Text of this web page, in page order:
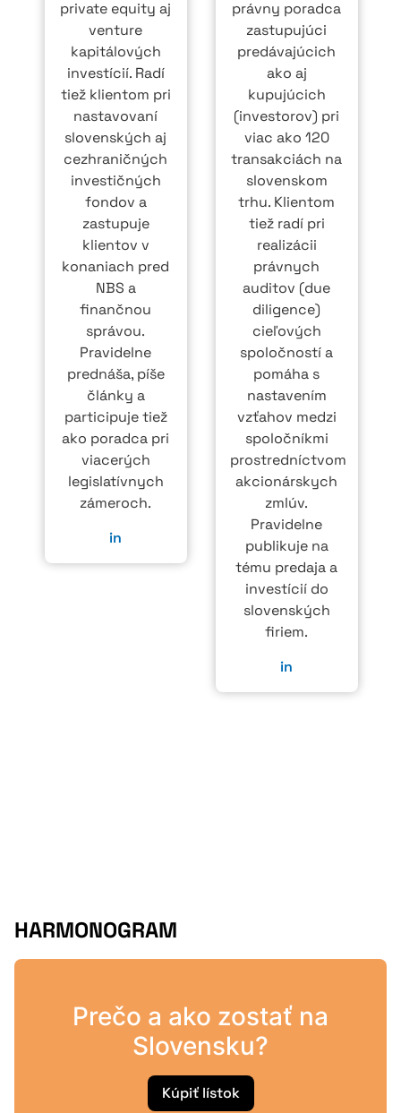
private equity aj
venture
kapitálových
investícií. Radí
tiež klientom pri
nastavovaní
slovenských aj
cezhraničných
investičných
fondov a
zastupuje
klientov v
konaniach pred
NBS a
finančnou
správou.
Pravidelne
prednáša, píše
články a
participuje tiež
ako poradca pri
viacerých
legislatívnych
zámeroch.
in
právny poradca
zastupujúci
predávajúcich
ako aj
kupujúcich
(investorov) pri
viac ako 120
transakciách na
slovenskom
trhu. Klientom
tiež radí pri
realizácii
právnych
auditov (due
diligence)
cieľových
spoločností a
pomáha s
nastavením
vzťahov medzi
spoločníkmi
prostredníctvom
akcionárskych
zmlúv.
Pravidelne
publikuje na
tému predaja a
investícií do
slovenských
firiem.
in
HARMONOGRAM
Prečo a ako zostať na
Slovensku?
Kúpiť lístok